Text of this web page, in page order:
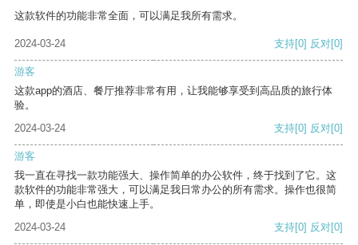
这款软件的功能非常全面，可以满足我所有需求。
2024-03-24 支持[0] 反对[0]
游客
这款app的酒店、餐厅推荐非常有用，让我能够享受到高品质的旅行体
验。
2024-03-24
支持[0] 反对[0]
游客
我一直在寻找一款功能强大、操作简单的办公软件，终于找到了它。这
款软件的功能非常强大，可以满足我日常办公的所有需求。操作也很简
单，即使是小白也能快速上手。
2024-03-24
支持[0] 反对[0]